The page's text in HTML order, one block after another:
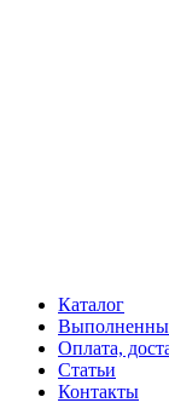
Каталог
Оплата,
Статьи
Контакты